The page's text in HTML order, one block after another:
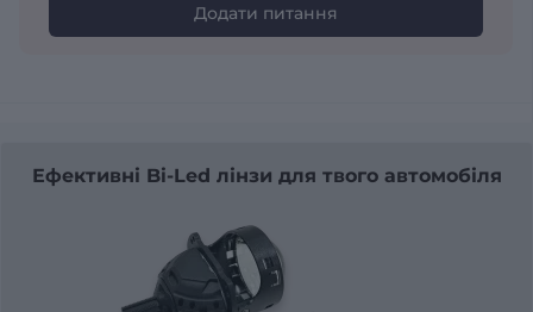
Додати питання
Ефективні Bi-Led лінзи для твого автомобіля